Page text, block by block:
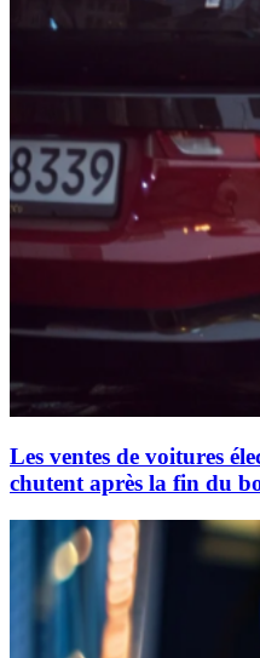
Les ventes de voitures
chutent après la fin du